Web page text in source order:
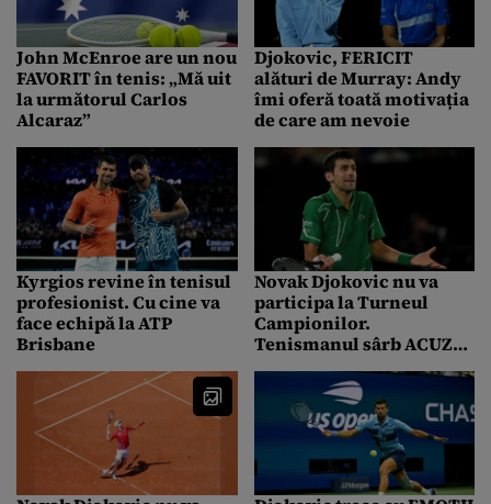
John McEnroe are un nou
FAVORIT în tenis: „Mă uit
la următorul Carlos
Alcaraz”
Djokovic, FERICIT
alături de Murray: Andy
îmi oferă toată motivația
de care am nevoie
Kyrgios revine în tenisul
profesionist. Cu cine va
face echipă la ATP
Brisbane
Novak Djokovic nu va
participa la Turneul
Campionilor.
Tenismanul sârb ACUZĂ